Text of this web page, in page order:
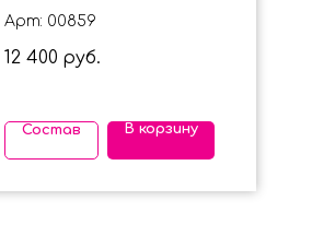
Арт: 00859
12 400 руб.
Состав В корзину